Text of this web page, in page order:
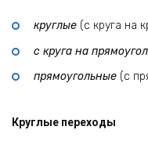
круглые (с круга на
с круга на
прямоугольные (с
Круглые переходы